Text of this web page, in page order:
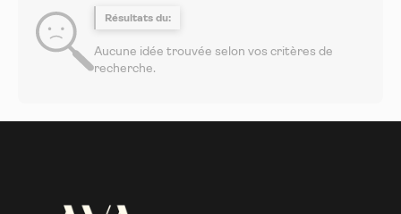
Résultats du:
Aucune idée trouvée selon vos critères de
recherche.